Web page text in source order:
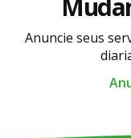
Anuncie seus